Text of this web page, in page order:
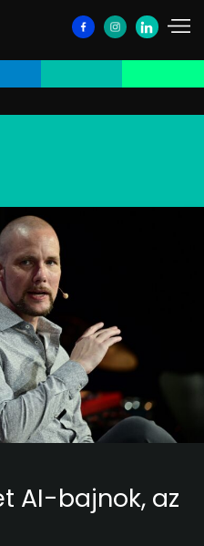
AI-bajnok, az